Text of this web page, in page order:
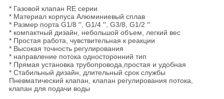
* Газовой клапан RE серии
* Материал корпуса Алюминиевый сплав
* Размер порта G1/8 ′′, G1/4 ′′, G3/8, G1/2 ′′
* компактный дизайн, небольшой объем, легкий вес
* Простая работа, чувствительная к реакции
* Высокая точность регулирования
* направление потока односторонний тип
* Прямая установка трубопровода,простая и удобная
* Стабильный дизайн, длительный срок службы
Пневматический клапан, клапан регулирования потока,
клапан для подачи воды